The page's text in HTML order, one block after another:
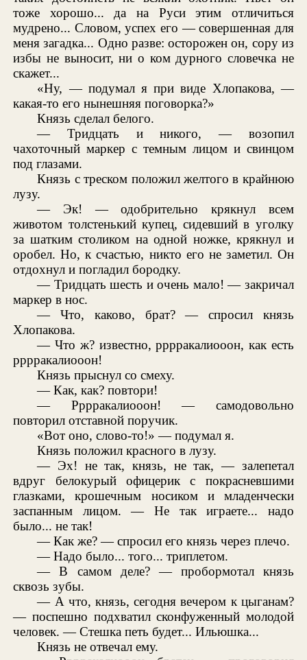
тоже хорошо... да на Руси этим отличиться
мудрено... Словом, успех его — совершенная для
меня загадка... Одно разве: осторожен он, сору из
избы не выносит, ни о ком дурного словечка не
скажет...
«Ну, — подумал я при виде Хлопакова, —
какая-то его нынешняя поговорка?»
Князь сделал белого.
— Тридцать и никого, — возопил
чахоточный маркер с темным лицом и свинцом
под глазами.
Князь с треском положил желтого в крайнюю
лузу.
— Эк! — одобрительно крякнул всем
животом толстенький купец, сидевший в уголку
за шатким столиком на одной ножке, крякнул и
оробел. Но, к счастью, никто его не заметил. Он
отдохнул и погладил бородку.
— Тридцать шесть и очень мало! — закричал
маркер в нос.
— Что, каково, брат? — спросил князь
Хлопакова.
— Что ж? известно, рррракалиооон, как есть
рррракалиооон!
Князь прыснул со смеху.
— Как, как? повтори!
— Рррракалиооон! — самодовольно
повторил отставной поручик.
«Вот оно, слово-то!» — подумал я.
Князь положил красного в лузу.
— Эх! не так, князь, не так, — залепетал
вдруг белокурый офицерик с покрасневшими
глазками, крошечным носиком и младенчески
заспанным лицом. — Не так играете... надо
было... не так!
— Как же? — спросил его князь через плечо.
— Надо было... того... триплетом.
— В самом деле? — пробормотал князь
сквозь зубы.
— А что, князь, сегодня вечером к цыганам?
— поспешно подхватил сконфуженный молодой
человек. — Стешка петь будет... Ильюшка...
Князь не отвечал ему.